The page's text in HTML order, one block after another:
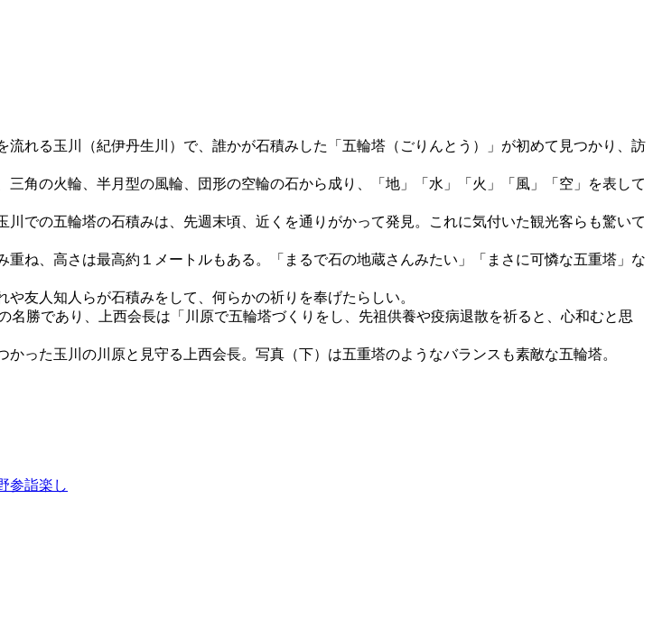
れる玉川（紀伊丹生川）で、誰かが石積みした「五輪塔（ごりんとう）」が初めて見つかり、訪
角の火輪、半月型の風輪、団形の空輪の石から成り、「地」「水」「火」「風」「空」を表して
での五輪塔の石積みは、先週末頃、近くを通りがかって発見。これに気付いた観光客らも驚いて
ね、高さは最高約１メートルもある。「まるで石の地蔵さんみたい」「まさに可憐な五重塔」な
友人知人らが石積みをして、何らかの祈りを奉げたらしい。
勝であり、上西会長は「川原で五輪塔づくりをし、先祖供養や疫病退散を祈ると、心和むと思
った玉川の川原と見守る上西会長。写真（下）は五重塔のようなバランスも素敵な五輪塔。
参詣楽し